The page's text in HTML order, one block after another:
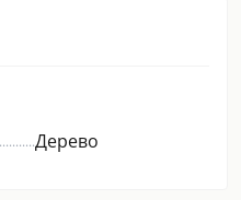
Дерево